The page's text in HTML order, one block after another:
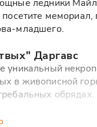
посетите
младшего.
Даргавс
уникальный
в живописной
обрядах.
перевал